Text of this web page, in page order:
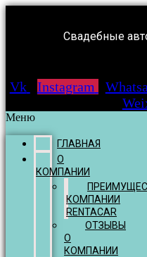
Свадебные
Vk Instagram
Меню
ГЛАВНАЯ
О
КОМПАНИИ
КОМПАНИИ
RENTACAR
ОТЗЫВЫ
О
КОМПАНИИ